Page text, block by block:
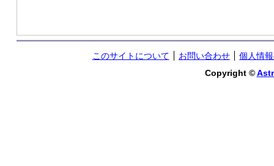
このサイトについて お問い合わせ
個人情
Copyright ©